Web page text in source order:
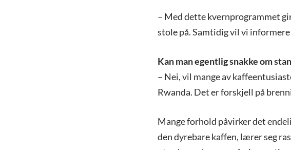
– Med dette kvernprogrammet
stole på. Samtidig vil vi
Kan man egentlig snakke om
– Nei, vil mange av
Rwanda. Det er forskjell på
Mange forhold påvirker det
den dyrebare kaffen, lærer seg